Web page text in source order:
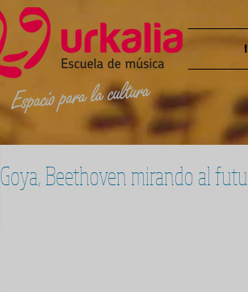
Goya, Beethoven mirando al